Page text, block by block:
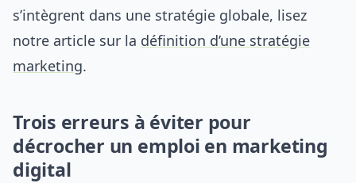
s’intègrent dans une stratégie globale, lisez
notre article sur la définition d’une stratégie
marketing.
Trois erreurs à éviter pour
décrocher un emploi en marketing
digital